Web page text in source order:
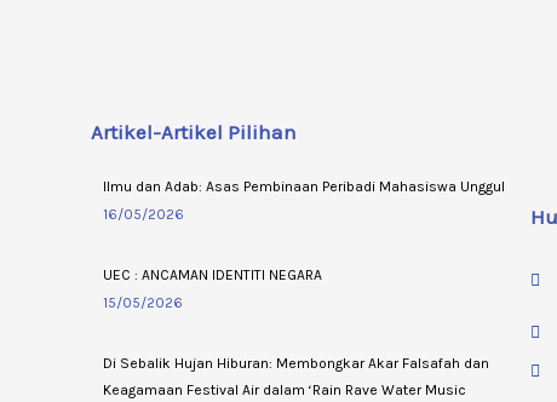
Artikel-Artikel Pilihan
Ilmu dan Adab: Asas Pembinaan Peribadi Mahasiswa Unggul
16/05/2026
UEC : ANCAMAN IDENTITI NEGARA
15/05/2026
Di Sebalik Hujan Hiburan: Membongkar Akar Falsafah dan
Keagamaan Festival Air dalam ‘Rain Rave Water Music